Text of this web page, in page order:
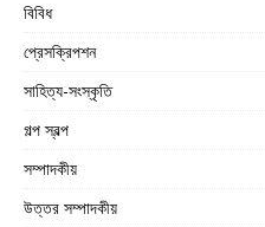
বিবিধ
প্রেসক্রিপশন
সাহিত্য-সংস্কৃতি
গল্প স্বল্প
সম্পাদকীয়
উত্তর সম্পাদকীয়